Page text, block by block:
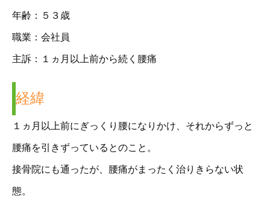
年齢：５３歳
職業：会社員
主訴：１ヵ月以上前から続く腰痛
経緯
１ヵ月以上前にぎっくり腰になりかけ、それからずっと
腰痛を引きずっているとのこと。
接骨院にも通ったが、腰痛がまったく治りきらない状
態。